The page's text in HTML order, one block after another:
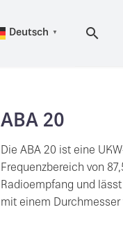
Deutsch ▼
ABA 20
Die ABA 20 ist eine
Frequenzbereich von
Radioempfang und
mit einem